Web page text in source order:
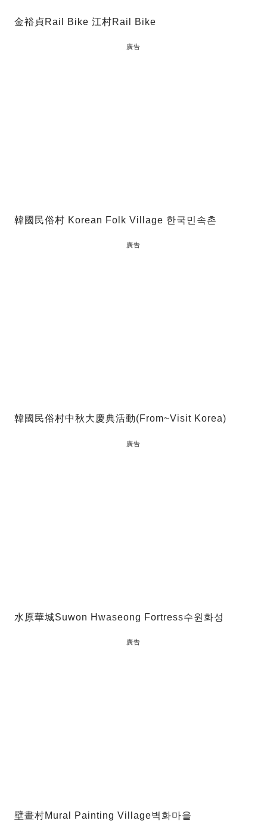
金裕貞Rail Bike 江村Rail Bike
廣告
韓國民俗村 Korean Folk Village 한국민속촌
廣告
韓國民俗村中秋大慶典活動(From~Visit Korea)
廣告
水原華城Suwon Hwaseong Fortress수원화성
廣告
壁畫村Mural Painting Village벽화마을